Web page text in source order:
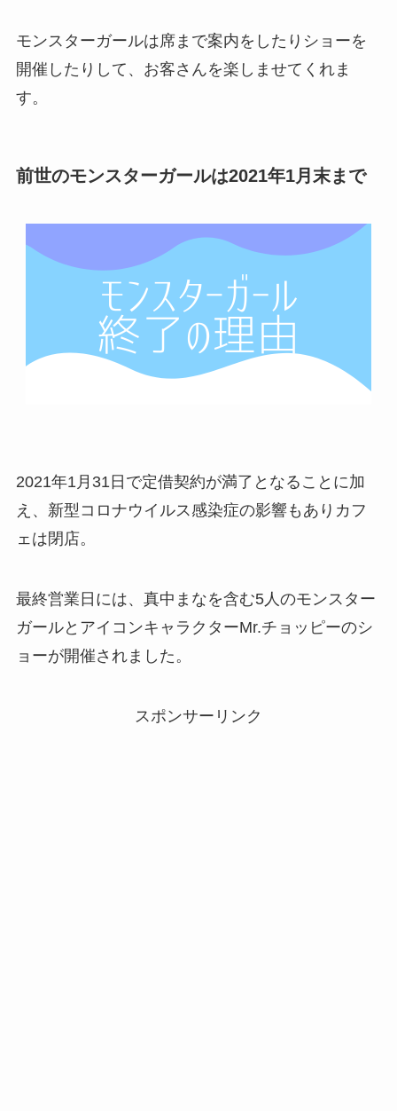
モンスターガールは席まで案内をしたりショーを
開催したりして、お客さんを楽しませてくれま
す。
前世のモンスターガールは2021年1月末まで
2021年1月31日で定借契約が満了となることに加
え、新型コロナウイルス感染症の影響もありカフ
ェは閉店。
最終営業日には、真中まなを含む5人のモンスター
ガールとアイコンキャラクターMr.チョッピーのシ
ョーが開催されました。
スポンサーリンク